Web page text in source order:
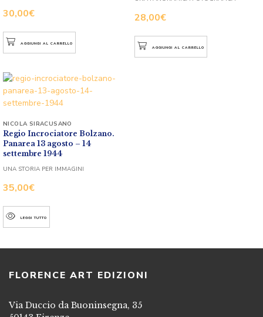
30,00€
AGGIUNGI AL CARRELLO
28,00€
AGGIUNGI AL CARRELLO
Regio Incrociatore Bolzano.
Panarea 13 agosto – 14
settembre 1944
35,00€
NICOLA SIRACUSANO
UNA STORIA PER IMMAGINI
LEGGI TUTTO
FLORENCE ART EDIZIONI
Via Duccio da Buoninsegna, 35